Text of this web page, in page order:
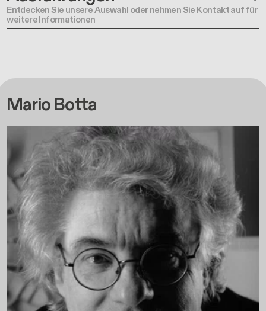
Entdecken Sie unsere Auswahl oder nehmen Sie Kontakt auf für
weitere Informationen
Mario Botta